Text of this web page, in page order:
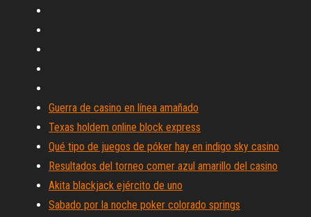
Guerra de casino en línea amañado
Texas holdem online block express
Qué tipo de juegos de póker hay en indigo sky casino
Resultados del torneo comer azul amarillo del casino
Akita blackjack ejército de uno
Sabado por la noche poker colorado springs